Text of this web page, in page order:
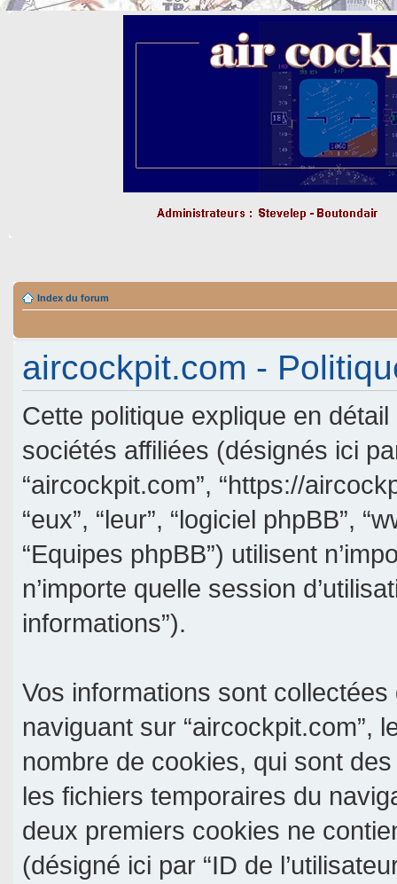
Index du forum
aircockpit.com -
Cette politique explique en
sociétés affiliées (désignés ici
“aircockpit.com”, “https://
“eux”, “leur”, “logiciel phpBB”,
“Equipes phpBB”) utilisent
n’importe quelle session
informations”).
Vos informations sont
naviguant sur “aircockpit.com”,
nombre de cookies, qui sont
les fichiers temporaires du
deux premiers cookies ne
(désigné ici par “ID de